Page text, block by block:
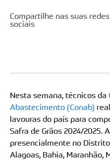
Compartilhe nas suas redes
sociais
Nesta semana, técnicos da
Abastecimento (Conab)
lavouras do país para
Safra de Grãos 2024/2025.
presencialmente no
Alagoas, Bahia, Maranhão,